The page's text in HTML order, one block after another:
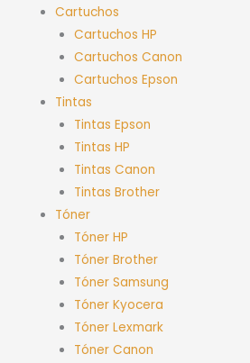
Cartuchos
Cartuchos HP
Cartuchos Canon
Cartuchos Epson
Tintas
Tintas Epson
Tintas HP
Tintas Canon
Tintas Brother
Tóner
Tóner HP
Tóner Brother
Tóner Samsung
Tóner Kyocera
Tóner Lexmark
Tóner Canon